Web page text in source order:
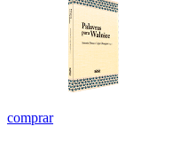
comprar